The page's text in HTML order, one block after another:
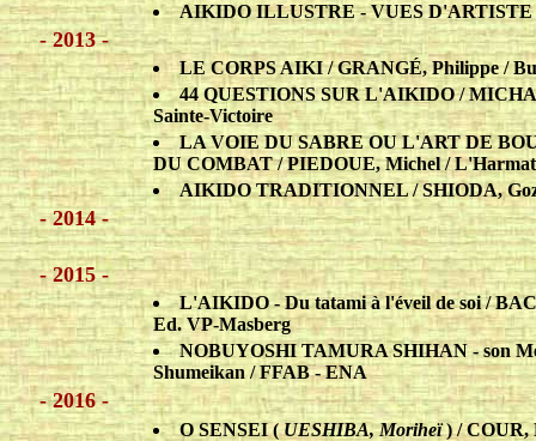
AIKIDO ILLUSTRE - VUES D'ARTISTE
- 2013 -
LE CORPS AIKI / GRANGÉ, Philippe /
44 QUESTIONS SUR L'AIKIDO /
Sainte-Victoire
LA VOIE DU SABRE OU L'ART DE
DU COMBAT / PIEDOUE, Michel /
AIKIDO TRADITIONNEL / SHIODA,
- 2014 -
- 2015 -
L'AIKIDO - Du tatami à l'éveil de soi /
Ed. VP-Masberg
NOBUYOSHI TAMURA SHIHAN - son
Shumeikan / FFAB - ENA
- 2016 -
O SENSEI(UESHIBA, Moriheï) / COUR,